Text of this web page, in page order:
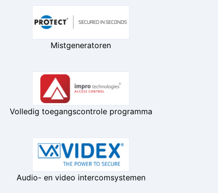
Mistgeneratoren
Volledig toegangscontrole programma
Audio- en video intercomsystemen